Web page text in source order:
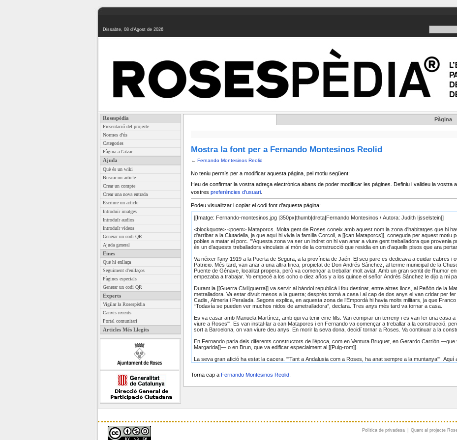
Dissabte, 08 d'Agost de 2026
Rosespèdia
Presentació del projecte
Normes d'ús
Categories
Pàgina a l'atzar
Ajuda
Què és un wiki
Buscar un article
Crear un compte
Crear una nova entrada
Escriure un article
Introduïr imatges
Introduïr audios
Introduïr vídeos
Generar un codi QR
Ajuda general
Eines
Què hi enllaça
Seguiment d'enllaços
Pàgines especials
Generar un codi QR
Experts
Vigilar la Rosespèdia
Canvis recents
Portal comunitari
Articles Més Llegits
Pàgina
Mostra la font per a Fernando Montesinos Reolid
← Fernando Montesinos Reolid
No teniu permís per a modificar aquesta pàgina, pel motiu següent:
Heu de confirmar la vostra adreça electrònica abans de poder modificar les pàgines. Definiu i valideu la vostra
vostres preferències d'usuari.
Podeu visualitzar i copiar el codi font d’aquesta pàgina:
Torna cap a Fernando Montesinos Reolid.
Política de privadesa Quant al projecte